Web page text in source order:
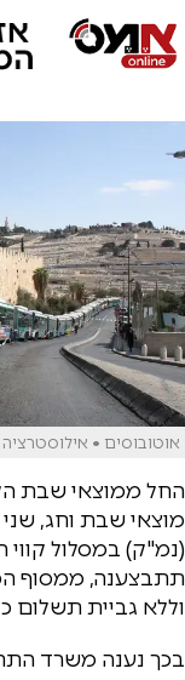
אוטובוסים • אילוסטרציה
החל ממוצאי שבת
מוצאי שבת וחג,
תתבצענה, ממסוף
וללא גביית תשלום
בכך נענה משרד